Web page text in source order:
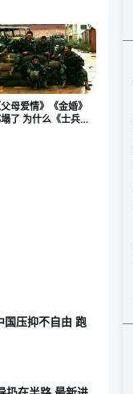
父母爱情》《金婚》
了 为什么《士兵突
国压抑不自由 跑